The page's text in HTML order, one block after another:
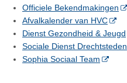
Officiele Bekendmakingen
Afvalkalender van HVC
Dienst Gezondheid & Jeugd
Sociale Dienst Drechtsteden
Sophia Sociaal Team